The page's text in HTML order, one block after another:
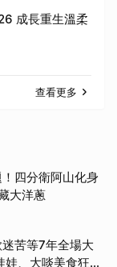
成長重生溫柔
查看更多
四分衛阿山化身
大洋蔥
苦等7年全場大
、大啖美食狂踩